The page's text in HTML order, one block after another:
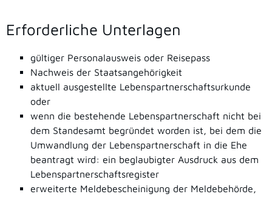
Erforderliche Unterlagen
gültiger Personalausweis oder Reisepass
Nachweis der Staatsangehörigkeit
aktuell ausgestellte Lebenspartnerschaftsurkunde
oder
wenn die bestehende Lebenspartnerschaft nicht bei
dem Standesamt begründet worden ist, bei dem die
Umwandlung der Lebenspartnerschaft in die Ehe
beantragt wird: ein beglaubigter Ausdruck aus dem
Lebenspartnerschaftsregister
erweiterte Meldebescheinigung der Meldebehörde,